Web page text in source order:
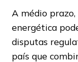
A médio prazo,
energética
disputas
país que